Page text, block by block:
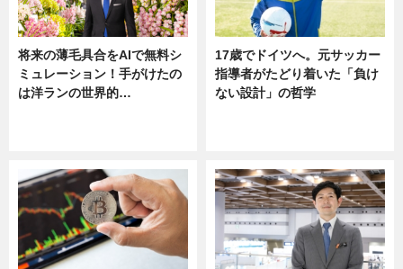
将来の薄毛具合をAIで無料シ
ミュレーション！手がけたの
は洋ランの世界的…
17歳でドイツへ。元サッカー
指導者がたどり着いた「負け
ない設計」の哲学